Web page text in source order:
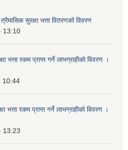
सुरक्षा भत्ता वितरणको विवरण
13:10
भत्ता रकम प्राप्त गर्ने लाभग्राहीको विवरण ।
10:44
भत्ता रकम प्राप्त गर्ने लाभग्राहीको विवरण ।
13:23